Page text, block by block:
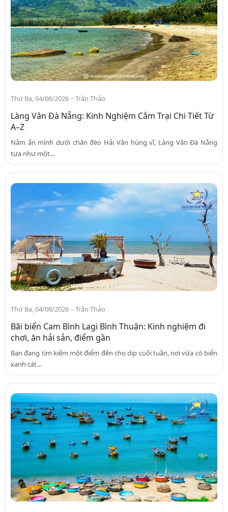
Thứ Ba, 04/08/2026 - Trần Thảo
Làng Vân Đà Nẵng: Kinh Nghiệm Cắm Trại Chi Tiết Từ
A–Z
Nằm ẩn mình dưới chân đèo Hải Vân hùng vĩ, Làng Vân Đà Nẵng
tựa như một...
Thứ Ba, 04/08/2026 - Trần Thảo
Bãi biển Cam Bình Lagi Bình Thuận: Kinh nghiệm đi
chơi, ăn hải sản, điểm gần
Bạn đang tìm kiếm một điểm đến cho dịp cuối tuần, nơi vừa có biển
xanh cát...